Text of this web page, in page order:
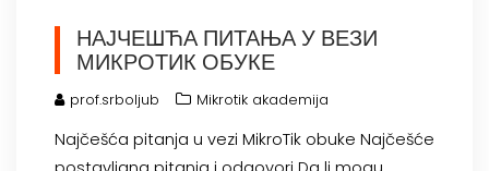
НАЈЧЕШЋА ПИТАЊА У ВЕЗИ
МИКРОТИК ОБУКЕ
prof.srboljub Mikrotik akademija
Najčešća pitanja u vezi MikroTik obuke Najčešće